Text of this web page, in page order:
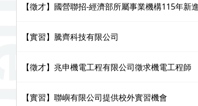
【徵才】國營聯招-經濟部所屬事業機構115年新
【實習】騰齊科技有限公司
【徵才】兆申機電工程有限公司徵求機電工程師
【實習】聯嶼有限公司提供校外實習機會